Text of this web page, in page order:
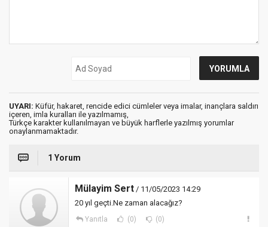
UYARI: Küfür, hakaret, rencide edici cümleler veya imalar, inançlara saldırı
içeren, imla kuralları ile yazılmamış,
Türkçe karakter kullanılmayan ve büyük harflerle yazılmış yorumlar
onaylanmamaktadır.
1 Yorum
Mülayim Sert / 11/05/2023 14:29
20 yıl geçti.Ne zaman alacağız?
Yanıtla (0) (0)